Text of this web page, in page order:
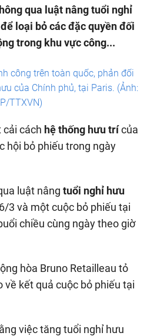
qua luật nâng tuổi nghỉ
loại bỏ các đặc quyền đối
trong khu vực công...
công trên toàn quốc, phản đối
của Chính phủ, tại Paris. (Ảnh:
TTXVN)
cải cách hệ thống hưu trícủa
hội bỏ phiếu trong ngày
luật nâng tuổi nghỉ hưu
3 và một cuộc bỏ phiếu tại
chiều cùng ngày theo giờ
hòa Bruno Retailleau tỏ
về kết quả cuộc bỏ phiếu tại
việc tăng tuổi nghỉ hưu